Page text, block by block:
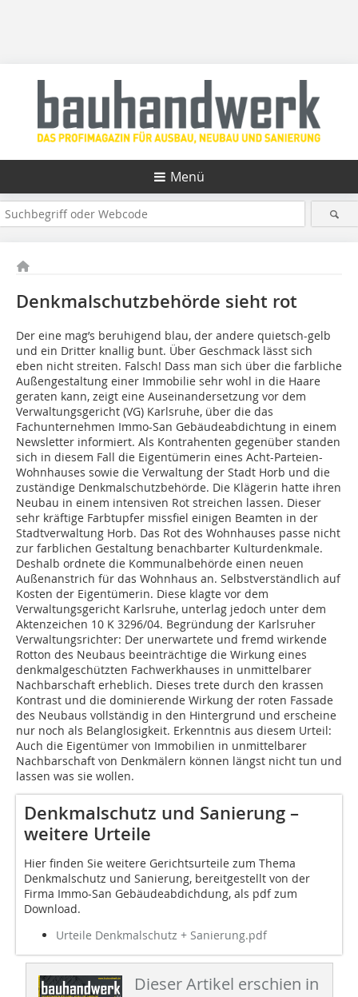
Menü
Denkmalschutzbehörde sieht rot
Der eine mag’s beruhigend blau, der andere quietsch-gelb
und ein Dritter knallig bunt. Über Geschmack lässt sich
eben nicht streiten. Falsch! Dass man sich über die farbliche
Außengestaltung einer Immobilie sehr wohl in die Haare
geraten kann, zeigt eine Auseinandersetzung vor dem
Verwaltungsgericht (VG) Karlsruhe, über die das
Fachunternehmen Immo-San Gebäudeabdichtung in einem
Newsletter informiert. Als Kontrahenten gegenüber standen
sich in diesem Fall die Eigentümerin eines Acht-Parteien-
Wohnhauses sowie die Verwaltung der Stadt Horb und die
zuständige Denkmalschutzbehörde. Die Klägerin hatte ihren
Neubau in einem intensiven Rot streichen lassen. Dieser
sehr kräftige Farbtupfer missfiel einigen Beamten in der
Stadtverwaltung Horb. Das Rot des Wohnhauses passe nicht
zur farblichen Gestaltung benachbarter Kulturdenkmale.
Deshalb ordnete die Kommunalbehörde einen neuen
Außenanstrich für das Wohnhaus an. Selbstverständlich auf
Kosten der Eigentümerin. Diese klagte vor dem
Verwaltungsgericht Karlsruhe, unterlag jedoch unter dem
Aktenzeichen 10 K 3296/04. Begründung der Karlsruher
Verwaltungsrichter: Der unerwartete und fremd wirkende
Rotton des Neubaus beeinträchtige die Wirkung eines
denkmalgeschützten Fachwerkhauses in unmittelbarer
Nachbarschaft erheblich. Dieses trete durch den krassen
Kontrast und die dominierende Wirkung der roten Fassade
des Neubaus vollständig in den Hintergrund und erscheine
nur noch als Belanglosigkeit. Erkenntnis aus diesem Urteil:
Auch die Eigentümer von Immobilien in unmittelbarer
Nachbarschaft von Denkmälern können längst nicht tun und
lassen was sie wollen.
Denkmalschutz und Sanierung –
weitere Urteile
Hier finden Sie weitere Gerichtsurteile zum Thema
Denkmalschutz und Sanierung, bereitgestellt von der
Firma Immo-San Gebäudeabdichdung, als pdf zum
Download.
Urteile Denkmalschutz + Sanierung.pdf
Dieser Artikel erschien in